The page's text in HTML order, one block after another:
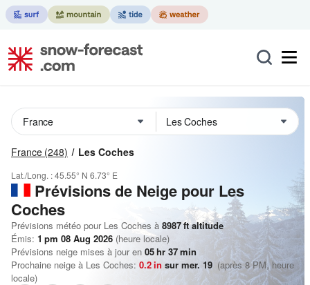
France (248) Les Coches
Lat./Long. :45.55° N 6.73° E
Prévisions de Neige pour Les
Coches
Prévisions météo pour Les Coches à 8987ftaltitude
Émis: 1 pm 08 Aug 2026 (heure locale)
Prévisions neige mises à jour en 05hr 37min
Prochaine neige à Les Coches: 0.2in sur mer. 19 (après 8 PM, heure
locale)